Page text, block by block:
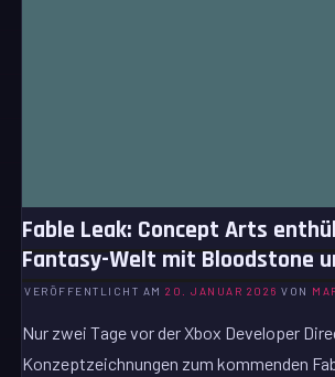
Fable Leak: Concept Arts
Fantasy-Welt mit Bloodstone
VERÖFFENTLICHT AM20. JANUAR 2026 VON
Nur zwei Tage vor der Xbox Developer
Konzeptzeichnungen zum kommenden